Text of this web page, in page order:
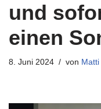
und
einen
8. Juni 2024 von